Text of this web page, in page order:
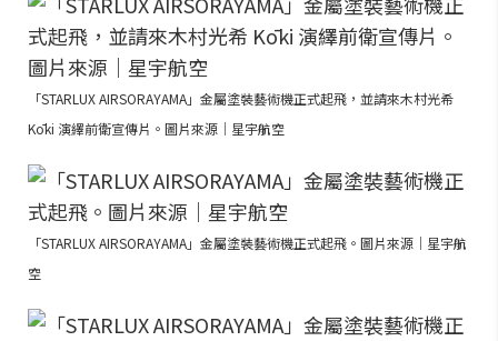
「STARLUX AIRSORAYAMA」金屬塗裝藝術機正式起飛，並請來木村光希
Kōki 演繹前衛宣傳片。圖片來源｜星宇航空
「STARLUX AIRSORAYAMA」金屬塗裝藝術機正式起飛。圖片來源｜星宇航
空